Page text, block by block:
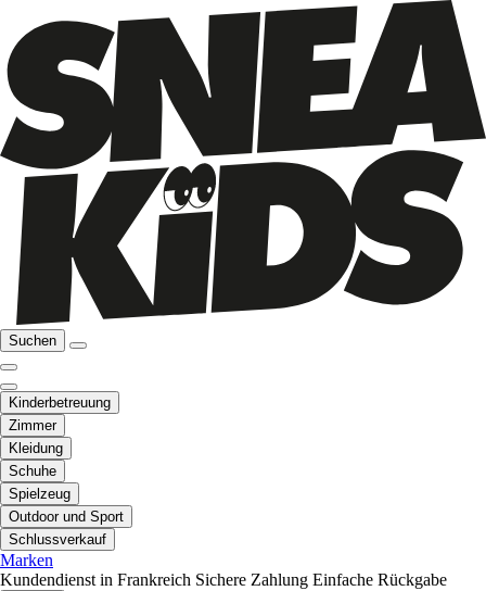
Suchen
Kinderbetreuung
Zimmer
Kleidung
Schuhe
Spielzeug
Outdoor und Sport
Schlussverkauf
Marken
Kundendienst in Frankreich Sichere Zahlung Einfache Rückgabe